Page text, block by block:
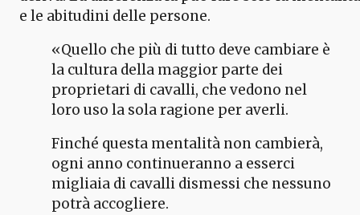
e le abitudini delle persone.
«Quello che più di tutto deve cambiare è
la cultura della maggior parte dei
proprietari di cavalli, che vedono nel
loro uso la sola ragione per averli.
Finché questa mentalità non cambierà,
ogni anno continueranno a esserci
migliaia di cavalli dismessi che nessuno
potrà accogliere.